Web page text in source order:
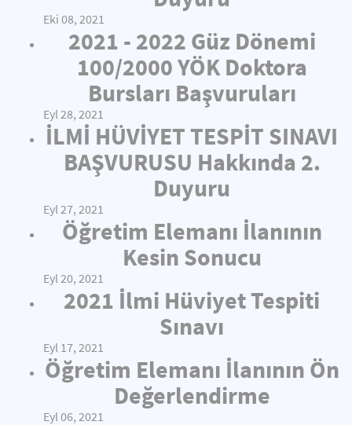
Eki 08, 2021
2021 - 2022 Güz Dönemi
100/2000 YÖK Doktora
Bursları Başvuruları
Eyl 28, 2021
İLMİ HÜVİYET TESPİT SINAVI
BAŞVURUSU Hakkında 2.
Duyuru
Eyl 27, 2021
Öğretim Elemanı İlanının
Kesin Sonucu
Eyl 20, 2021
2021 İlmi Hüviyet Tespiti
Sınavı
Eyl 17, 2021
Öğretim Elemanı İlanının Ön
Değerlendirme
Eyl 06, 2021